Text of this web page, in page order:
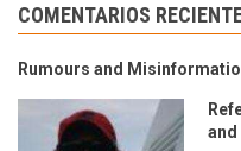
COMENTARIOS
Rumours and
and